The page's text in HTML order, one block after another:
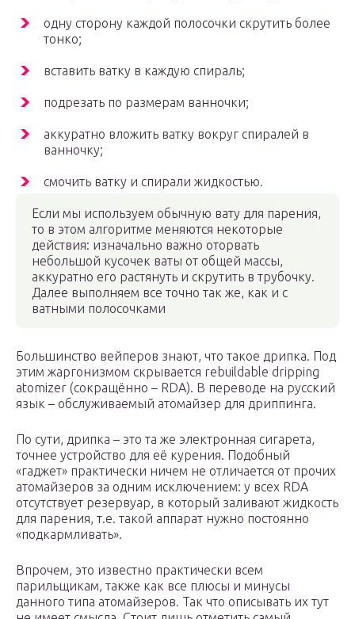
одну сторону каждой полосочки скрутить более
тонко;
вставить ватку в каждую спираль;
подрезать по размерам ванночки;
аккуратно вложить ватку вокруг спиралей в
ванночку;
смочить ватку и спирали жидкостью.
Если мы используем обычную вату для парения,
то в этом алгоритме меняются некоторые
действия: изначально важно оторвать
небольшой кусочек ваты от общей массы,
аккуратно его растянуть и скрутить в трубочку.
Далее выполняем все точно так же, как и с
ватными полосочками
Большинство вейперов знают, что такое дрипка. Под
этим жаргонизмом скрывается rebuildable dripping
atomizer (сокращённо – RDA). В переводе на русский
язык – обслуживаемый атомайзер для дриппинга.
По сути, дрипка – это та же электронная сигарета,
точнее устройство для её курения. Подобный
«гаджет» практически ничем не отличается от прочих
атомайзеров за одним исключением: у всех RDA
отсутствует резервуар, в который заливают жидкость
для парения, т.е. такой аппарат нужно постоянно
«подкармливать».
Впрочем, это известно практически всем
парильщикам, также как все плюсы и минусы
данного типа атомайзеров. Так что описывать их тут